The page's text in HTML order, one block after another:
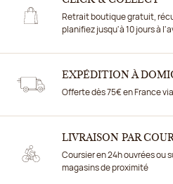
Retrait boutique gratuit,
planifiez jusqu'à 10 jours à
EXPÉDITION À
Offerte dès 75€ en France
LIVRAISON PAR
Coursier en 24h ouvrées ou
magasins de proximité